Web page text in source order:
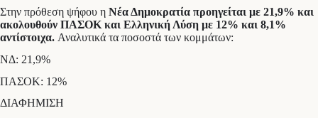
Στην πρόθεση ψήφου η Νέα Δημοκρατία προηγείται με 21,9% και
ακολουθούν ΠΑΣΟΚ και Ελληνική Λύση με 12% και 8,1%
αντίστοιχα. Αναλυτικά τα ποσοστά των κομμάτων:
ΝΔ: 21,9%
ΠΑΣΟΚ: 12%
ΔΙΑΦΗΜΙΣΗ